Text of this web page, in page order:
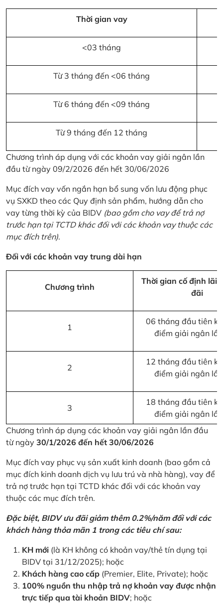
Thời gian vay
<03 tháng
Từ 3 tháng đến <06 tháng
Từ 6 tháng đến <09 tháng
Từ 9 tháng đến 12 tháng
Chương trình áp dụng với các khoản vay giải ngân lần
đầu từ ngày 09/2/2026 đến hết 30/06/2026
Mục đích vay vốn ngắn hạn bổ sung vốn lưu động phục
vụ SXKD theo các Quy định sản phẩm, hướng dẫn cho
vay từng thời kỳ của BIDV (bao gồm cho vay để trả nợ
trước hạn tại TCTD khác đối với các khoản vay thuộc các
mục đích trên).
Đối với các khoản vay trung dài hạn
Chương trình
Thời gian cố định lãi
đãi
1
06 tháng đầu tiên
điểm giải ngân
2
12 tháng đầu tiên
điểm giải ngân
3
18 tháng đầu tiên
điểm giải ngân
Chương trình áp dụng các khoản vay giải ngân lần đầu
từ ngày 30/1/2026 đến hết 30/06/2026
Mục đích vay phục vụ sản xuất kinh doanh (bao gồm cả
mục đích kinh doanh dịch vụ lưu trú và nhà hàng), vay để
trả nợ trước hạn tại TCTD khác đối với các khoản vay
thuộc các mục đích trên.
Đặc biệt, BIDV ưu đãi giảm thêm 0.2%/năm đối với các
khách hàng thỏa mãn 1 trong các tiêu chí sau:
KH mới (là KH không có khoản vay/thẻ tín dụng tại
BIDV tại 31/12/2025); hoặc
Khách hàng cao cấp (Premier, Elite, Private); hoặc
100% nguồn thu nhập trả nợ khoản vay được nhận
trực tiếp qua tài khoản BIDV; hoặc